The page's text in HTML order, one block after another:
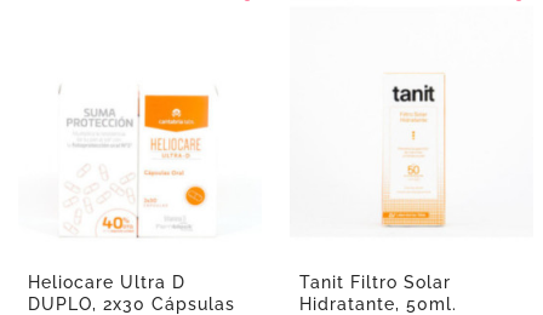
Heliocare Ultra D
DUPLO, 2x30 Cápsulas
Tanit Filtro Solar
Hidratante, 50ml.